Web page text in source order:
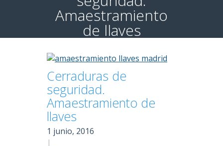
Amaestramiento
de llaves
Cerraduras de
seguridad.
Amaestramiento de
llaves
1 junio, 2016
|